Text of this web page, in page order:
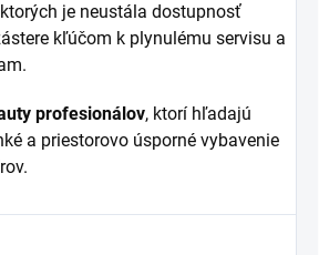
ktorých je neustála dostupnosť
kľúčom k plynulému servisu a
profesionálov, ktorí hľadajú
a priestorovo úsporné vybavenie